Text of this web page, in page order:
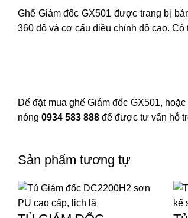
Ghế Giám đốc GX501 được trang bị
360 độ và cơ cấu điều chỉnh độ cao.
Để đặt mua ghế Giám đốc GX501,
nóng 0934 583 888 để được tư vấn hỗ
Sản phẩm tương tự